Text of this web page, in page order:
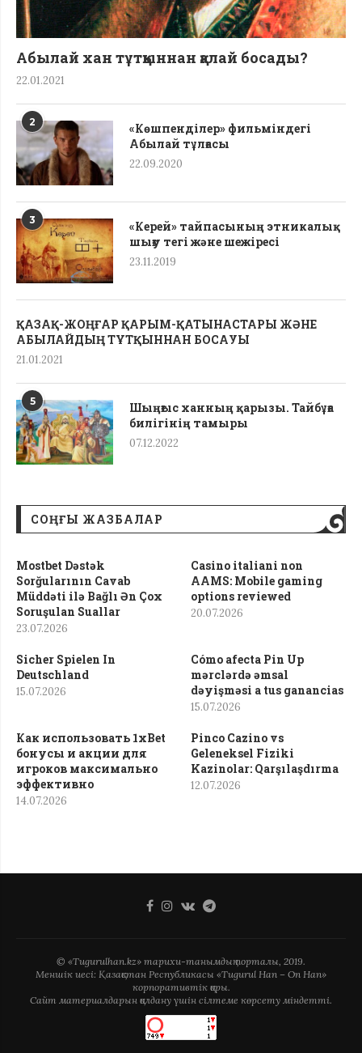
Абылай хан тұтқыннан қалай босады?
22.01.2021
2
«Көшпенділер» фильміндегі
Абылай тұлғасы
22.09.2020
3
«Керей» тайпасының этникалық
шығу тегі жəне шежіресі
23.11.2019
ҚАЗАҚ-ЖОҢҒАР ҚАРЫМ-ҚАТЫНАСТАРЫ ЖӘНЕ
АБЫЛАЙДЫҢ ТҰТҚЫННАН БОСАУЫ
21.01.2021
5
Шыңғыс ханның қарызы. Тайбұға
билігінің тамыры
07.12.2022
СОҢҒЫ ЖАЗБАЛАР
Mostbet Dəstək
Sorğularının Cavab
Müddəti ilə Bağlı Ən Çox
Soruşulan Suallar
23.07.2026
Casino italiani non
AAMS: Mobile gaming
options reviewed
20.07.2026
Sicher Spielen In
Deutschland
15.07.2026
Cómo afecta Pin Up
mərclərdə əmsal
dəyişməsi a tus ganancias
15.07.2026
Как использовать 1xBet
бонусы и акции для
игроков максимально
эффективно
14.07.2026
Pinco Cazino vs
Geleneksel Fiziki
Kazinolar: Qarşılaşdırma
12.07.2026
© «Tugurulhan.kz» тарихи-танымдық порталы, 2019.
Меншік иесі: Қазақстан Республикасы «Tugurul Han – On Han»
корпоративтік қоры.
Сайт материалдарын қолдану үшін сілтеме көрсету міндетті.